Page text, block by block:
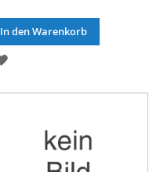
In den Warenkorb
ZUR